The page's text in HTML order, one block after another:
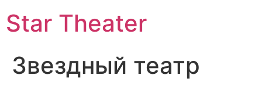
Star Theater
Звездный театр